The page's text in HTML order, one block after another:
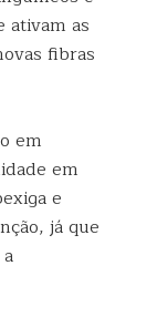
ativam as
fibras
em
em
e
já que